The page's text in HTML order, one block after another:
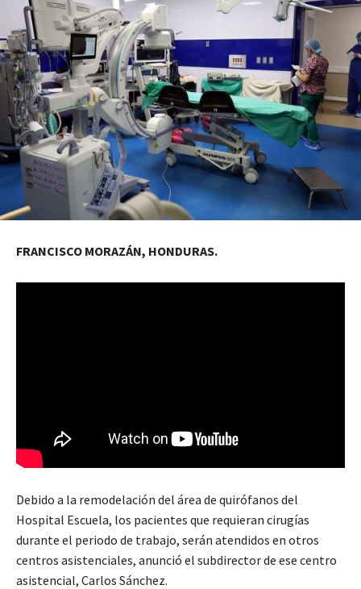
FRANCISCO MORAZÁN, HONDURAS.
Debido a la remodelación del área de quirófanos del
Hospital Escuela, los pacientes que requieran cirugías
durante el periodo de trabajo, serán atendidos en otros
centros asistenciales, anunció el subdirector de ese centro
asistencial, Carlos Sánchez.